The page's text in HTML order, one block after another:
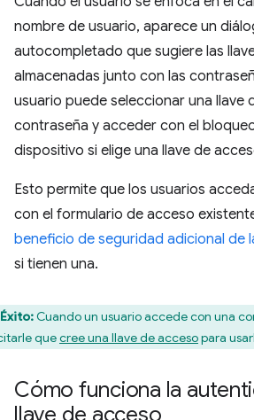
nombre de usuario, aparece un
autocompletado que sugiere las
almacenadas junto con las
usuario puede seleccionar una llave
contraseña y acceder con el
dispositivo si elige una llave de
Esto permite que los usuarios
con el formulario de acceso
beneficio de seguridad adicional de
si tienen una.
Éxito:Cuando un usuario accede con una
quecree una llave de accesopara
Cómo funciona la
llave de acceso